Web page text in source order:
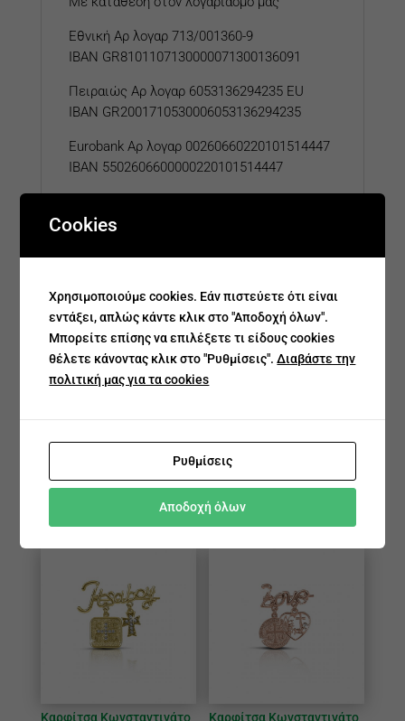
Εθνική Αρ λογαρ 713/001360-9
IBAN GR8101107130000071300136091
Πειραιώς Αρ λογαρ 6053136294235 EU
IBAN GR2001710530006053136294235
Eurobank Αρ λογαρ00260660220101514447
IBAN 5502606600000220101514447
€ 160.00
Καρφίτσα Κωνσταντινάτο
€284.00
Καρφίτσα Κωνσταντινάτο Καρφίτσα Κωνσταντινάτο
Cookies
Χρησιμοποιούμε cookies. Εάν πιστεύετε ότι είναι
εντάξει, απλώς κάντε κλικ στο "Αποδοχή όλων".
Μπορείτε επίσης να επιλέξετε τι είδους cookies
θέλετε κάνοντας κλικ στο "Ρυθμίσεις".Διαβάστε την
πολιτική μας για τα cookies
Ρυθμίσεις
Αποδοχή όλων